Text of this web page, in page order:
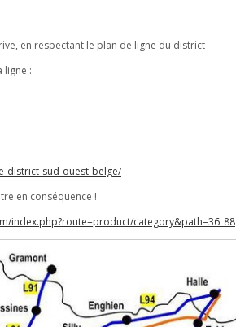
en respectant le plan de ligne du district
ligne :
district-sud-ouest-belge/
en conséquence !
index.php?route=product/category&path=36_88